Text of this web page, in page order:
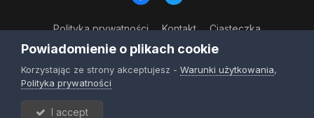
Polityka prywatności Kontakt Ciasteczka
© Copyright 2023
Powered by Invision Community
Powiadomienie o plikach cookie
Korzystając ze strony akceptujesz - Warunki użytkowania,
Polityka prywatności
I accept